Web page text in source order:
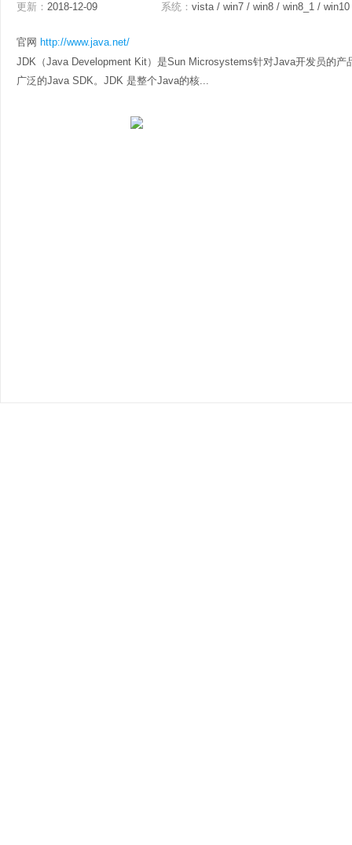
更新： 2018-12-09 系统： vista / win7 / win8 / win8_1 / win10
官网 http://www.java.net/
JDK（Java Development Kit）是Sun Microsystems针对Java开发员的
广泛的Java SDK。JDK 是整个Java的核...